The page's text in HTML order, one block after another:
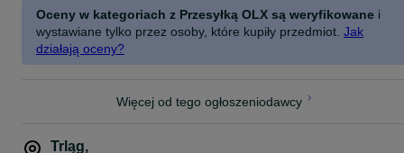
Oceny w kategoriach z Przesyłką OLX są weryfikowane i
wystawiane tylko przez osoby, które kupiły przedmiot. Jak
działają oceny?
Więcej od tego ogłoszeniodawcy
Trląg,